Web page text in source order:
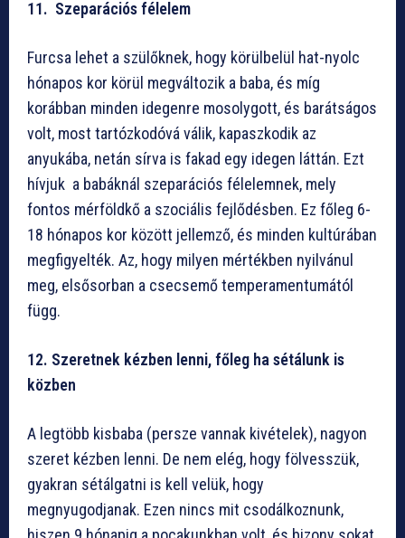
11. Szeparációs félelem
Furcsa lehet a szülőknek, hogy körülbelül hat-nyolc
hónapos kor körül megváltozik a baba, és míg
korábban minden idegenre mosolygott, és barátságos
volt, most tartózkodóvá válik, kapaszkodik az
anyukába, netán sírva is fakad egy idegen láttán. Ezt
hívjuk a babáknál szeparációs félelemnek, mely
fontos mérföldkő a szociális fejlődésben. Ez főleg 6-
18 hónapos kor között jellemző, és minden kultúrában
megfigyelték. Az, hogy milyen mértékben nyilvánul
meg, elsősorban a csecsemő temperamentumától
függ.
12. Szeretnek kézben lenni, főleg ha sétálunk is
közben
A legtöbb kisbaba (persze vannak kivételek), nagyon
szeret kézben lenni. De nem elég, hogy fölvesszük,
gyakran sétálgatni is kell velük, hogy
megnyugodjanak. Ezen nincs mit csodálkoznunk,